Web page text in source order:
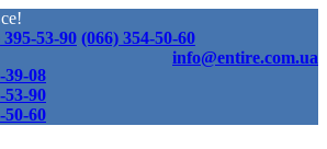
395-53-90 (066) 354-50-60
info@entire.com.ua
39-08
53-90
50-60